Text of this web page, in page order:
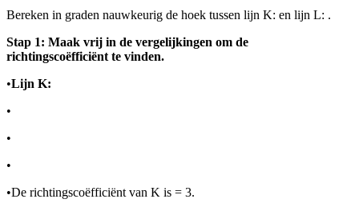
Bereken in graden nauwkeurig de hoek tussen lijn K: en lijn L: .
Stap 1: Maak vrij in de vergelijkingen om de
richtingscoëfficiënt te vinden.
•Lijn K:
•
•
•
•De richtingscoëfficiënt van K is = 3.